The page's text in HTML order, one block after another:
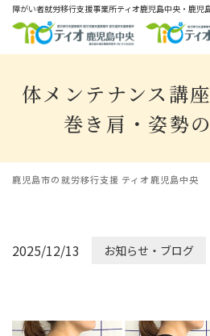
障がい者就労移⾏⽀援事業所ティオ⿅児島中央・鹿児
体メンテナンス講
巻き肩・姿勢
鹿児島市の就労移行支援 ティオ鹿児島中央
2025/12/13 お知らせ・ブログ